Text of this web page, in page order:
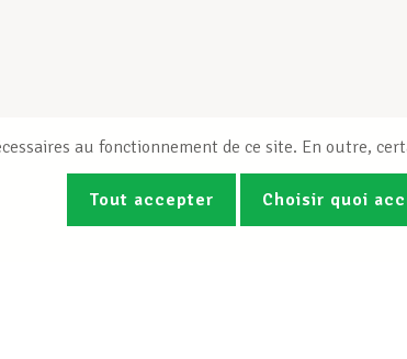
au fonctionnement de ce site. En outre,
Tout accepter Choisir quoi